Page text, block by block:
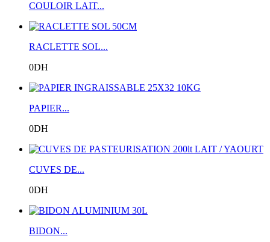
COULOIR LAIT...
RACLETTE SOL...
0DH
PAPIER...
0DH
CUVES DE...
0DH
BIDON...